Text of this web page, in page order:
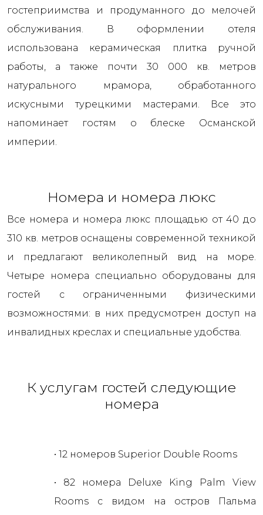
гостеприимства и продуманного до мелочей
обслуживания. В оформлении отеля
использована керамическая плитка ручной
работы, а также почти 30 000 кв. метров
натурального мрамора, обработанного
искусными турецкими мастерами. Все это
напоминает гостям о блеске Османской
империи.
Номера и номера люкс
Все номера и номера люкс площадью от 40 до
310 кв. метров оснащены современной техникой
и предлагают великолепный вид на море.
Четыре номера специально оборудованы для
гостей с ограниченными физическими
возможностями: в них предусмотрен доступ на
инвалидных креслах и специальные удобства.
К услугам гостей следующие
номера
• 12 номеров Superior Double Rooms
• 82 номера Deluxe King Palm View
Rooms с видом на остров Пальма